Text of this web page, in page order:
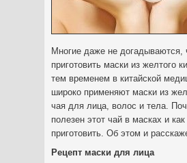
Многие даже не догадываются,
приготовить маски из желтого
тем временем в китайской
широко применяют маски из
чая для лица, волос и тела.
полезен этот чай в масках и
приготовить. Об этом и
Рецепт маски для лица